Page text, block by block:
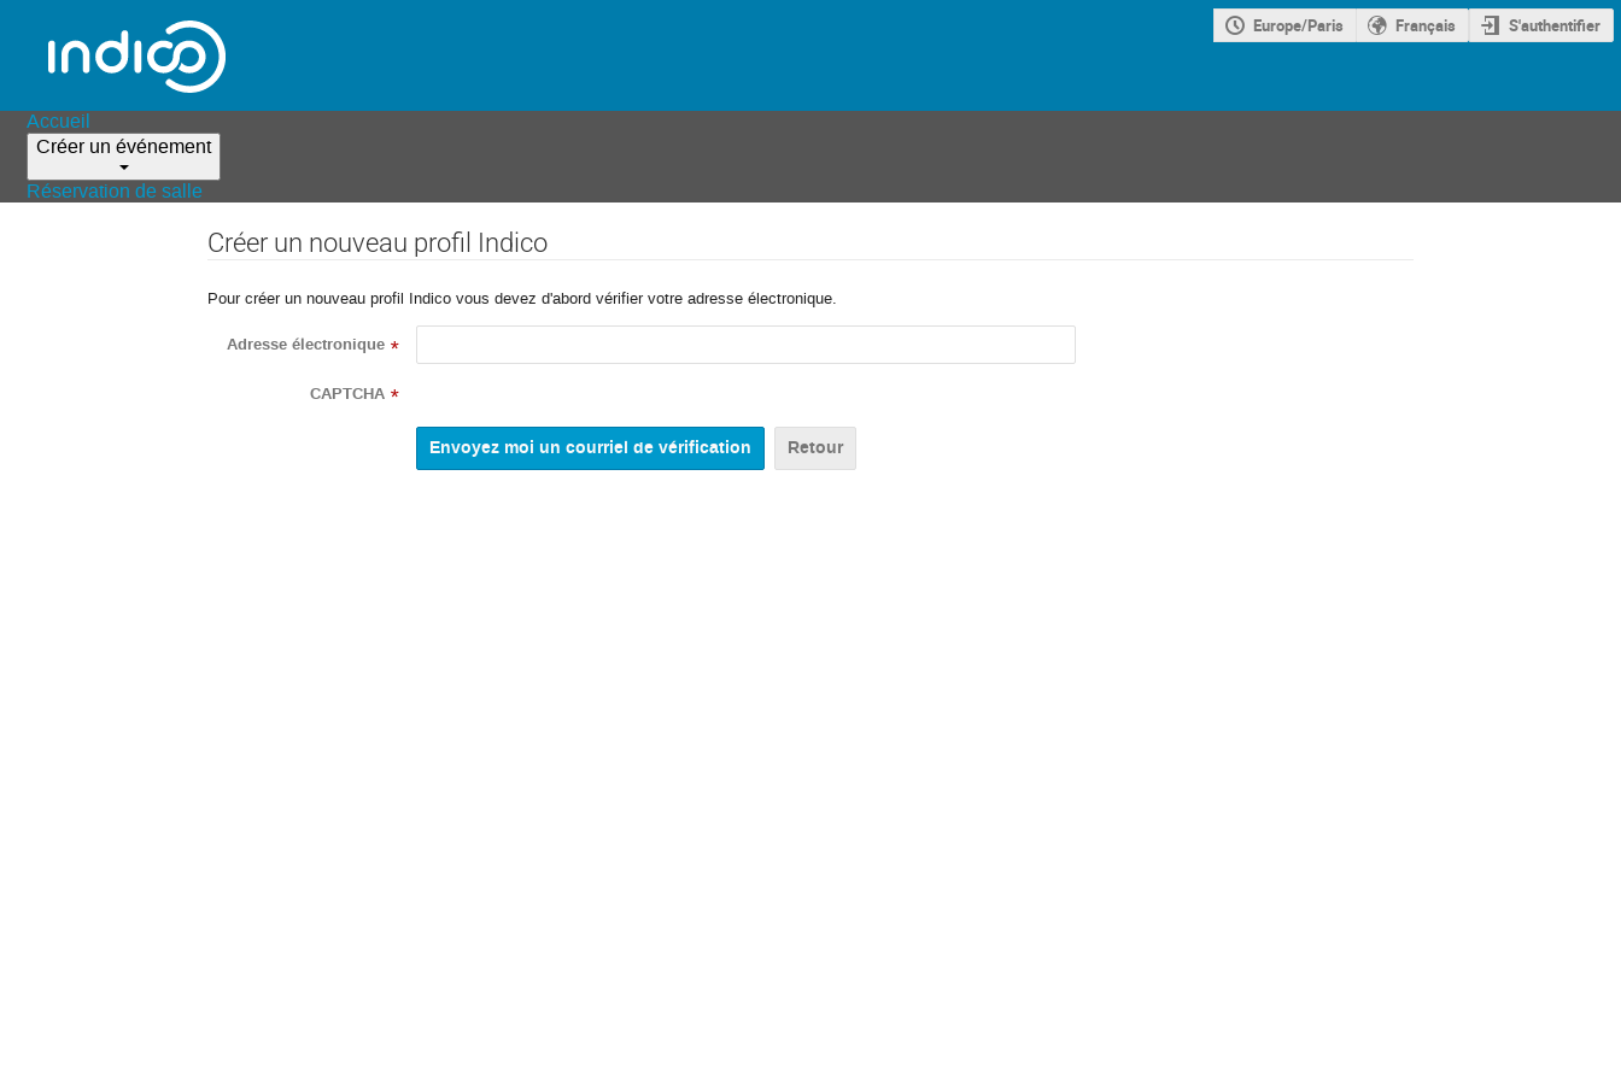
Europe/Paris Français S'authentifier
Accueil
Créer un événement
Réservation de salle
Créer un nouveau profil Indico
Pour créer un nouveau profil Indico vous devez d'abord vérifier votre adresse électronique.
Adresse électronique *
CAPTCHA *
Retour